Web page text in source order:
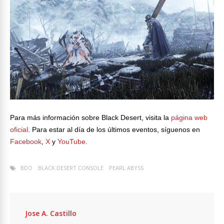
Para más información sobre Black Desert, visita la página web
oficial . Para estar al día de los últimos eventos, síguenos en
Facebook X y YouTube
BDO BLACK DESERT CONSOLE PEARL ABYSS
Jose A. Castillo